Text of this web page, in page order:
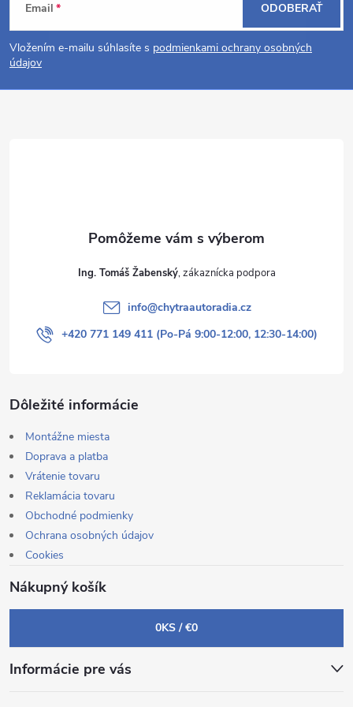
i
s
u
á
p
Email
Vložením e-mailu súhlasíte s podmienkami ochrany osobných
údajov
ODOBERAŤ
Ing. Tomáš Žabenský
info@chytraautoradia.cz
+420 771 149 411 (Po-Pá 9:00-12:00, 12:30-14:00)
Dôležité informácie
Montážne miesta
Doprava a platba
Vrátenie tovaru
Reklamácia tovaru
Obchodné podmienky
Ochrana osobných údajov
Cookies
Nákupný košík
0KS /€0
Informácie pre vás